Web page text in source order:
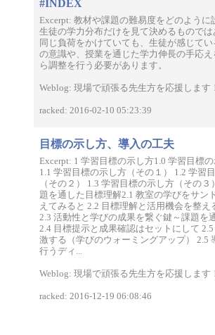
#INDEX
Excerpt: 教材や課題の難易度をどのように
生徒の学力分布だけを見て決めるものでは
同じ負荷をかけていても、生徒が感じて
の意識や、授業を通じた学力伸長の手応
ら調整を行う必要があります。
Weblog: 現場で頑張る先生方を応援します！
racked: 2016-02-10 05:23:39
目標の示し方、導入の工夫
Excerpt: 1 学習目標の示し方1.0 学習目標の
1.1 学習目標の示し方（その１） 1.2 学習
（その２） 1.3 学習目標の示し方（その３
題を通した目標理解2.1 教室の学びをサン
えてみると 2.2 目標理解と活用機会を整え
2.3 活動性と学びの成果を繋ぐ鍵～課題を
2.4 目標提示と成果確認はセットにして 2.5
激する（学びのウォーミングアップ） 2.5
行うディ...
Weblog: 現場で頑張る先生方を応援します！
racked: 2016-12-19 06:08:46